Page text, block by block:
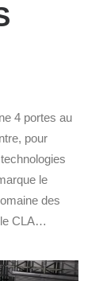
4 portes au
pour
le
des
CLA…